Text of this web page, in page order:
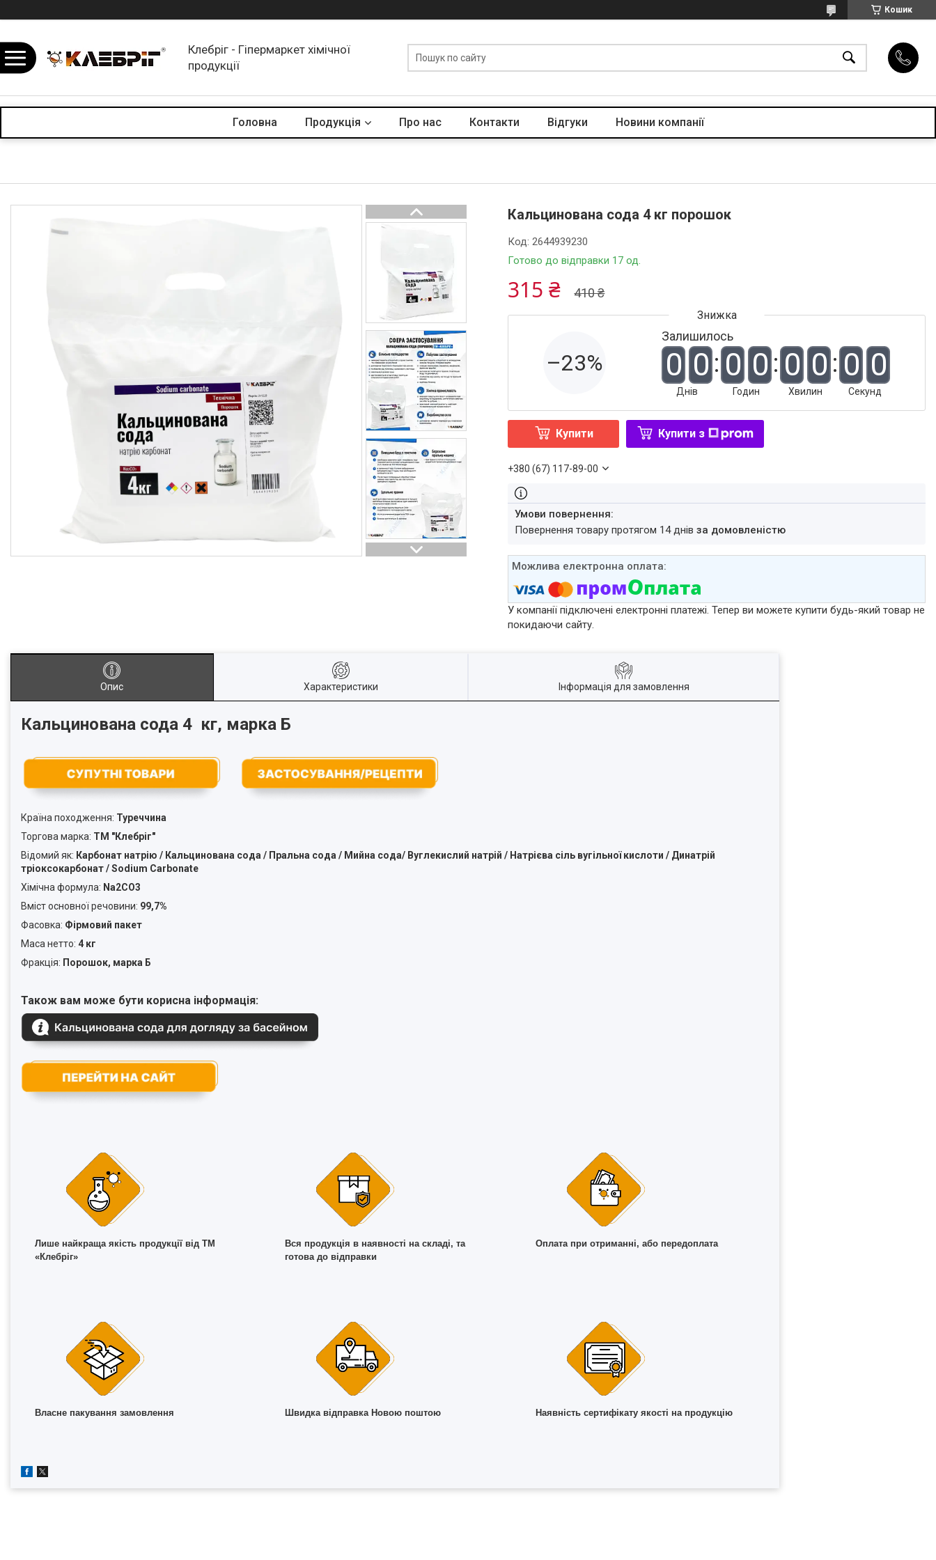
Кошик
Клебріг - Гіпермаркет хімічної
продукції
Головна Продукція Про нас Контакти Відгуки Новини компанії
Кальцинована сода 4 кг порошок
Готово до відправки 17 од.
Код:2644939230
410 ₴
315 ₴
–23%
Залишилось
0 0
Днів
0 0
Годин
0 0
Хвилин
0 0
Секунд
Купити Купити з
+380 (67) 117-89-00
повернення товару протягом 14 днівза домовленістю
У компанії підключені електронні платежі. Тепер ви можете купити будь-який товар не
покидаючи сайту.
Опис Характеристики Інформація для замовлення
Кальцинована сода 4 кг, марка Б
Країна походження: Туреччина
Торгова марка: ТМ "Клебріг"
Відомий як: Карбонат натрію / Кальцинована сода / Пральна сода / Мийна сода/ Вуглекислий натрій / Натрієва сіль вугільної кислоти / Динатрій
тріоксокарбонат / Sodium Carbonate
Хімічна формула: Na2CO3
Вміст основної речовини: 99,7%
Фасовка: Фірмовий пакет
Маса нетто: 4 кг
Фракція: Порошок, марка Б
Також вам може бути корисна інформація:
Лише найкраща якість продукції від ТМ
«Клебріг»
Вся продукція в наявності на складі, та
готова до відправки
Оплата при отриманні, або передоплата
Власне пакування замовлення Швидка відправка Новою поштою Наявність сертифікату якості на продукцію